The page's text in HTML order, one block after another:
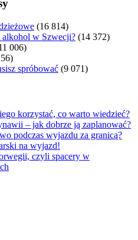
(16 814)
alkohol w Szwecji? (14 372)
006)
spróbować (9 071)
korzystać, co warto wiedzieć?
– jak dobrze ją zaplanować?
podczas wyjazdu za granicą?
na wyjazd!
czyli spacery w